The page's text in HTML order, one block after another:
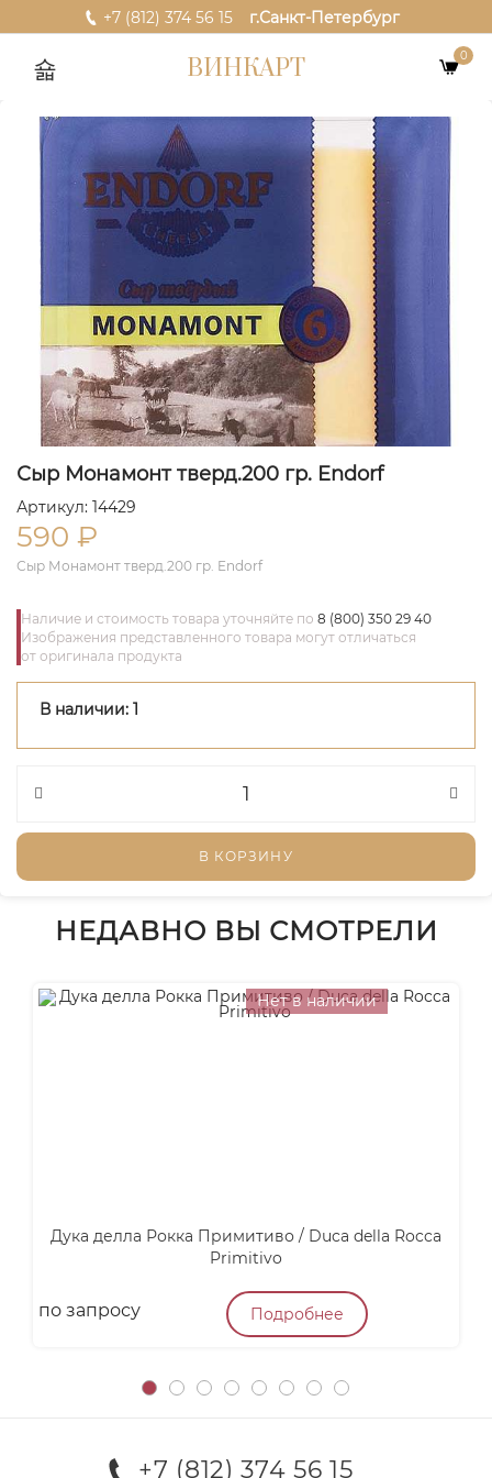
+7 (812) 374 56 15 г.Санкт-Петербург
ВИНКАРТ 0
Сыр Монамонт тверд.200 гр. Endorf
Артикул: 14429
590 ₽
Сыр Монамонт тверд.200 гр. Endorf
Наличие и стоимость товара уточняйте по 8 (800) 350 29 40
Изображения представленного товара могут отличаться
от оригинала продукта
В наличии: 1
В КОРЗИНУ
НЕДАВНО ВЫ СМОТРЕЛИ
Нет в наличии
Дука делла Рокка Примитиво / Duca della Rocca
Primitivo
по запросу Подробнее
+7 (812) 374 56 15